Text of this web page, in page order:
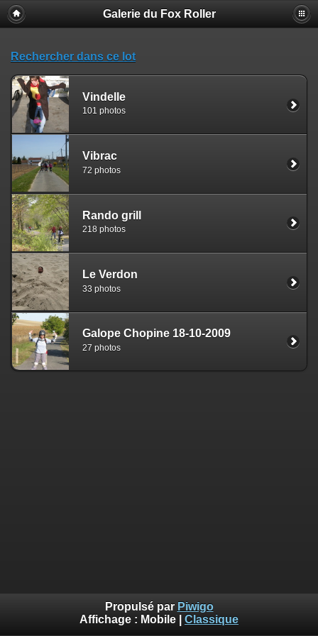
Galerie du Fox Roller
Rechercher dans ce lot
Vindelle
101 photos
Vibrac
72 photos
Rando grill
218 photos
Le Verdon
33 photos
Galope Chopine 18-10-2009
27 photos
Propulsé par Piwigo
Affichage : Mobile Classique